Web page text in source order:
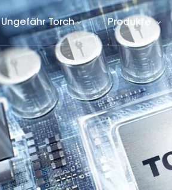
Ungefähr Torch Produkte